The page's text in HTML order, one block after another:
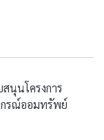
นุนโครงการ
กรณ์ออมทรัพย์